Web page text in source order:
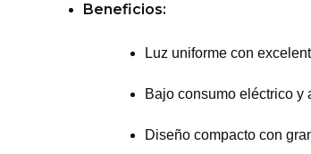
Beneficios:
Luz uniforme con
Bajo consumo eléctrico y
Diseño compacto con